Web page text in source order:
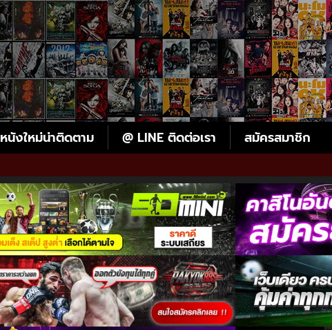
หนังใหม่น่าติดตาม @ LINE ติดต่อเรา สมัครสมาชิก